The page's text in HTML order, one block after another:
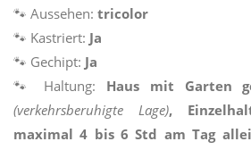
🐾 Aussehen: tricolor
🐾 Kastriert: Ja
🐾 Gechipt: Ja
🐾 Haltung: Haus mit Garten
(verkehrsberuhigte Lage),
maximal 4 bis 6 Std am Tag